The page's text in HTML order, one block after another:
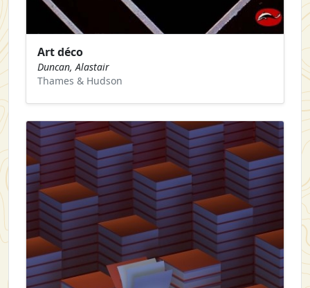
Art déco
Duncan, Alastair
Thames & Hudson